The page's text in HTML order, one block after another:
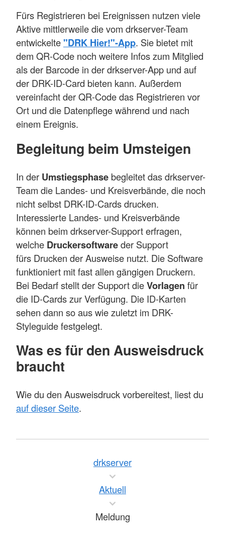
Fürs Registrieren bei Ereignissen nutzen viele
Aktive mittlerweile die vom drkserver-Team
entwickelte "DRK Hier!"-App. Sie bietet mit
dem QR-Code noch weitere Infos zum Mitglied
als der Barcode in der drkserver-App und auf
der DRK-ID-Card bieten kann. Außerdem
vereinfacht der QR-Code das Registrieren vor
Ort und die Datenpflege während und nach
einem Ereignis.
Begleitung beim Umsteigen
In der Umstiegsphase begleitet das drkserver-
Team die Landes- und Kreisverbände, die noch
nicht selbst DRK-ID-Cards drucken.
Interessierte Landes- und Kreisverbände
können beim drkserver-Support erfragen,
welche Druckersoftwareder Support
fürs Drucken der Ausweise nutzt. Die Software
funktioniert mit fast allen gängigen Druckern.
Bei Bedarf stellt der Support dieVorlagen für
die ID-Cards zur Verfügung. Die ID-Karten
sehen dann so aus wie zuletzt im DRK-
Styleguide festgelegt.
Was es für den Ausweisdruck
braucht
Wie du den Ausweisdruck vorbereitest, liest du
auf dieser Seite.
drkserver
Aktuell
Meldung